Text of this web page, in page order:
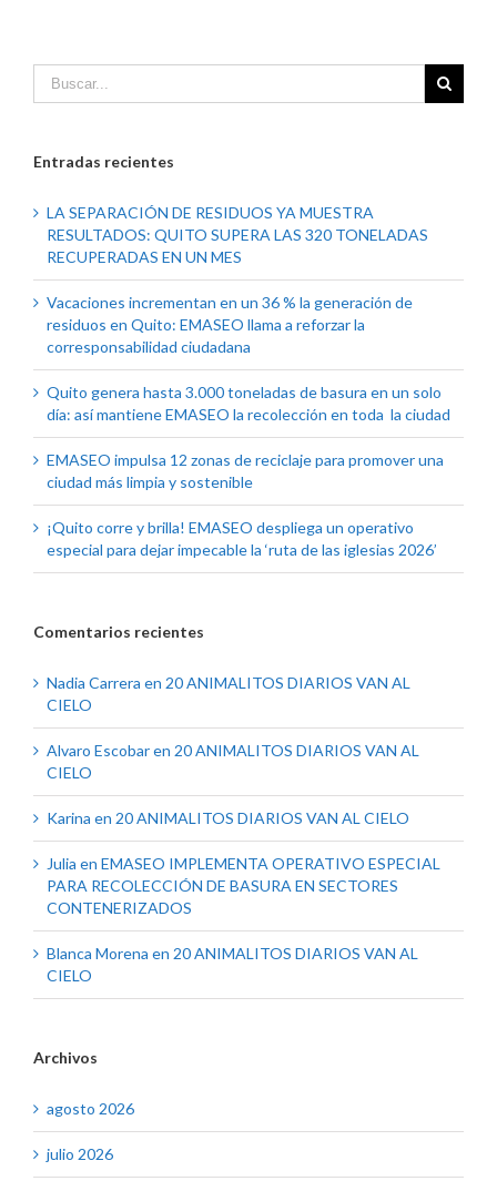
Entradas recientes
LA SEPARACIÓN DE RESIDUOS YA MUESTRA
RESULTADOS: QUITO SUPERA LAS 320 TONELADAS
RECUPERADAS EN UN MES
Vacaciones incrementan en un 36 % la generación de
residuos en Quito: EMASEO llama a reforzar la
corresponsabilidad ciudadana
Quito genera hasta 3.000 toneladas de basura en un solo
día: así mantiene EMASEO la recolección en toda la ciudad
EMASEO impulsa 12 zonas de reciclaje para promover una
ciudad más limpia y sostenible
¡Quito corre y brilla! EMASEO despliega un operativo
especial para dejar impecable la ‘ruta de las iglesias 2026’
Comentarios recientes
Nadia Carrera en 20 ANIMALITOS DIARIOS VAN AL
CIELO
Alvaro Escobaren 20 ANIMALITOS DIARIOS VAN AL
CIELO
Karina en 20 ANIMALITOS DIARIOS VAN AL CIELO
Julia en EMASEO IMPLEMENTA OPERATIVO ESPECIAL
PARA RECOLECCIÓN DE BASURA EN SECTORES
CONTENERIZADOS
Blanca Morena en 20 ANIMALITOS DIARIOS VAN AL
CIELO
Archivos
agosto 2026
julio 2026